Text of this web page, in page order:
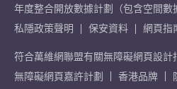
年度整合開放數據計劃（包含空間數
私隱政策聲明
保安資料 網頁指
符合萬維網聯盟有關無障礙網頁設計
無障礙網頁嘉許計劃
香港品牌